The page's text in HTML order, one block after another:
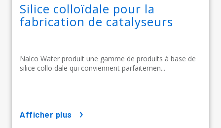
Silice colloïdale pour la
fabrication de catalyseurs
Nalco Water produit une gamme de produits à base de
silice colloïdale qui conviennent parfaitemen...
afficher plus